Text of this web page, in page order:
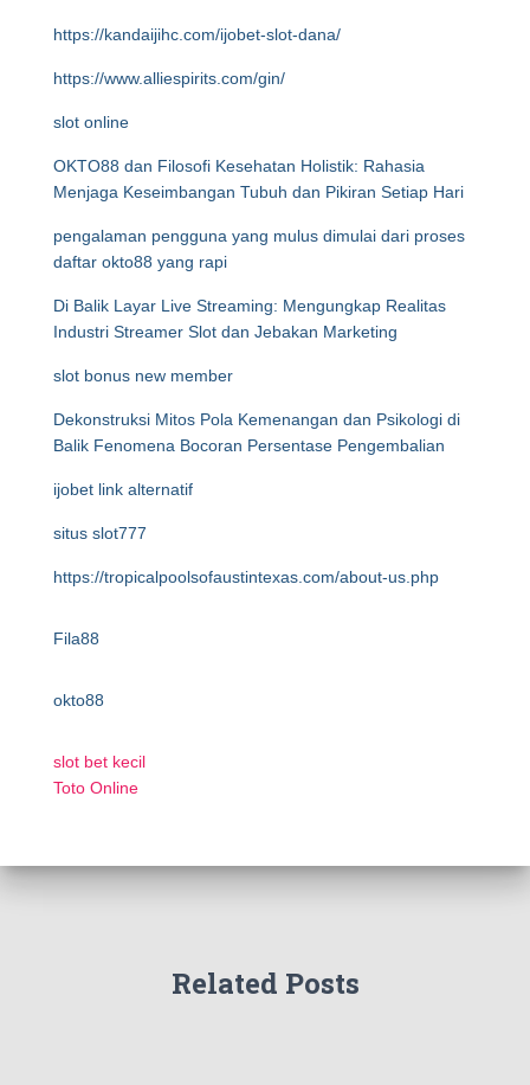
https://kandaijihc.com/ijobet-slot-dana/
https://www.alliespirits.com/gin/
slot online
OKTO88 dan Filosofi Kesehatan Holistik: Rahasia
Menjaga Keseimbangan Tubuh dan Pikiran Setiap Hari
pengalaman pengguna yang mulus dimulai dari proses
daftar okto88 yang rapi
Di Balik Layar Live Streaming: Mengungkap Realitas
Industri Streamer Slot dan Jebakan Marketing
slot bonus new member
Dekonstruksi Mitos Pola Kemenangan dan Psikologi di
Balik Fenomena Bocoran Persentase Pengembalian
ijobet link alternatif
situs slot777
https://tropicalpoolsofaustintexas.com/about-us.php
Fila88
okto88
slot bet kecil
Toto Online
Related Posts